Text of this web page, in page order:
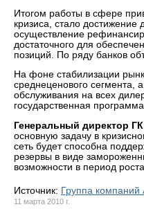
Итогом работы в сфере
кризиса, стало достижение
осуществление
достаточного для
позиций. По ряду банков
На фоне стабилизации
среднеценового сегмента,
обслуживания на всех
государственная
Генеральный директор
основную задачу в
сеть будет способна
резервы в виде
возможности в период
Источник: Группа компаний
11 марта 2010 г.